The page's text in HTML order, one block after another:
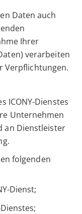
Daten auch
Ihrer
verarbeiten
Verpflichtungen.
ICONY-Dienstes
Unternehmen
an Dienstleister
folgenden
Dienst;